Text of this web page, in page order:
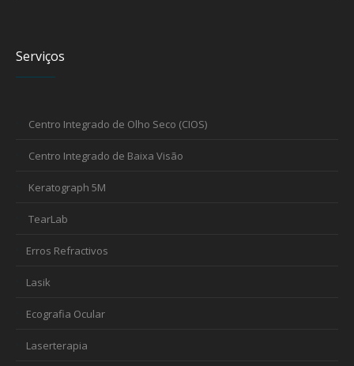
Serviços
Centro Integrado de Olho Seco (CIOS)
Centro Integrado de Baixa Visão
Keratograph 5M
TearLab
Erros Refractivos
Lasik
Ecografia Ocular
Laserterapia